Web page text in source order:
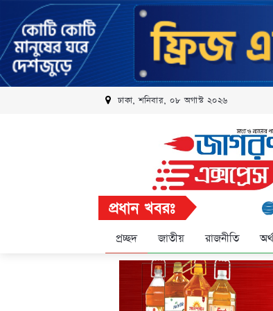
ঢাকা, শনিবার, ০৮ অগাস্ট ২০২৬
প্রধান খবরঃ রবি
প্রচ্ছদ জাতীয় রাজনীতি